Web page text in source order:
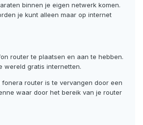
binnen je eigen netwerk komen.
je kunt alleen maar op internet
router te plaatsen en aan te hebben.
wereld gratis internetten.
router is te vervangen door een
waar door het bereik van je router